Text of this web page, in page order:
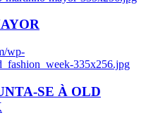
wp-
335x256.jpg
SE À OLD